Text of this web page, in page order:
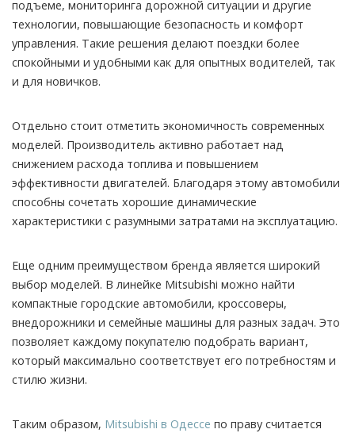
подъеме, мониторинга дорожной ситуации и другие
технологии, повышающие безопасность и комфорт
управления. Такие решения делают поездки более
спокойными и удобными как для опытных водителей, так
и для новичков.
Отдельно стоит отметить экономичность современных
моделей. Производитель активно работает над
снижением расхода топлива и повышением
эффективности двигателей. Благодаря этому автомобили
способны сочетать хорошие динамические
характеристики с разумными затратами на эксплуатацию.
Еще одним преимуществом бренда является широкий
выбор моделей. В линейке Mitsubishi можно найти
компактные городские автомобили, кроссоверы,
внедорожники и семейные машины для разных задач. Это
позволяет каждому покупателю подобрать вариант,
который максимально соответствует его потребностям и
стилю жизни.
Таким образом, Mitsubishi в Одессе по праву считается